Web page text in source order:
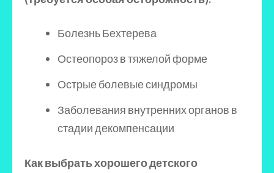
Болезнь Бехтерева
Остеопороз в тяжелой форме
Острые болевые синдромы
Заболевания внутренних органов в
стадии декомпенсации
Как выбрать хорошего детского